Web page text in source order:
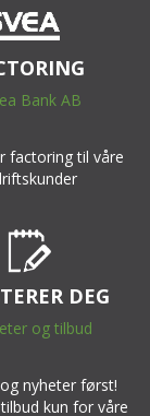
Bank AB
factoring til våre
DEG
og tilbud
nyheter først!
kun for våre